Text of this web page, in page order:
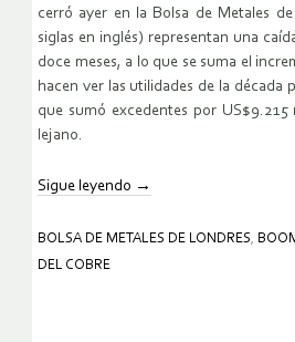
cerró ayer en la Bolsa de Metales
siglas en inglés) representan una
doce meses, a lo que se suma el
hacen ver las utilidades de la década
que sumó excedentes por
lejano.
Sigue leyendo →
BOLSA DE METALES DE LONDRES,
DEL COBRE